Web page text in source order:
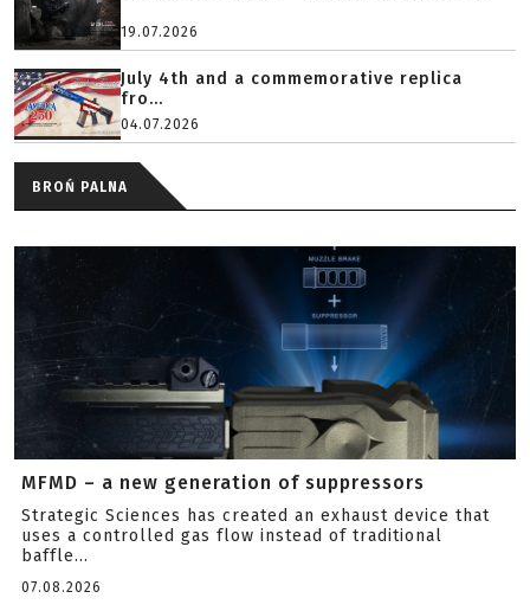
19.07.2026
July 4th and a commemorative replica
fro...
04.07.2026
BROŃ PALNA
MFMD – a new generation of suppressors
Strategic Sciences has created an exhaust device that
uses a controlled gas flow instead of traditional
baffle...
07.08.2026